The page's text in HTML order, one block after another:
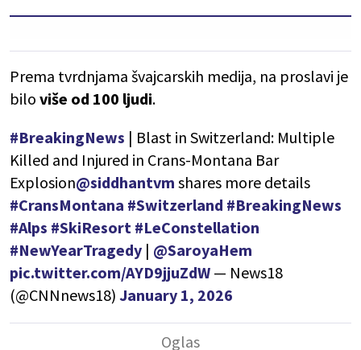
Prema tvrdnjama švajcarskih medija, na proslavi je
bilo više od 100 ljudi.
#BreakingNews | Blast in Switzerland: Multiple
Killed and Injured in Crans-Montana Bar
Explosion@siddhantvm shares more details
#CransMontana #Switzerland #BreakingNews
#Alps #SkiResort #LeConstellation
#NewYearTragedy | @SaroyaHem
pic.twitter.com/AYD9jjuZdW — News18
(@CNNnews18) January 1, 2026